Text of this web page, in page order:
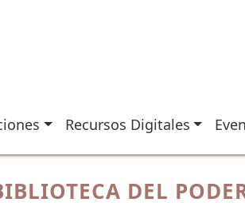
Recursos Digitales
DEL